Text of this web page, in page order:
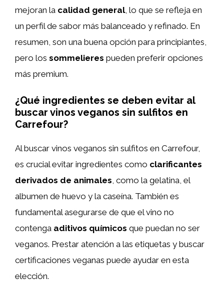
mejoran la calidad general, lo que se refleja en
un perfil de sabor más balanceado y refinado. En
resumen, son una buena opción para principiantes,
pero los sommelieres pueden preferir opciones
más premium.
¿Qué ingredientes se deben evitar al
buscar vinos veganos sin sulfitos en
Carrefour?
Al buscar vinos veganos sin sulfitos en Carrefour,
es crucial evitar ingredientes como clarificantes
derivados de animales, como la gelatina, el
albumen de huevo y la caseína. También es
fundamental asegurarse de que el vino no
contenga aditivos químicos que puedan no ser
veganos. Prestar atención a las etiquetas y buscar
certificaciones veganas puede ayudar en esta
elección.